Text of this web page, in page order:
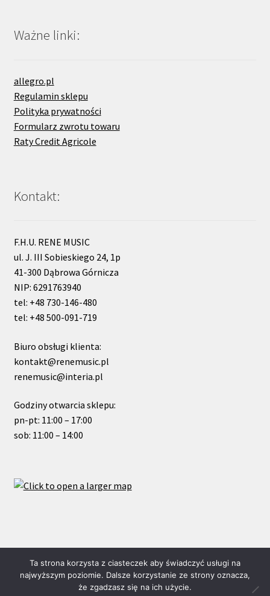
Ważne linki:
allegro.pl
Regulamin sklepu
Polityka prywatności
Formularz zwrotu towaru
Raty Credit Agricole
Kontakt:
F.H.U. RENE MUSIC
ul. J. III Sobieskiego 24, 1p
41-300 Dąbrowa Górnicza
NIP: 6291763940
tel: +48 730-146-480
tel: +48 500-091-719
Biuro obsługi klienta:
kontakt@renemusic.pl
renemusic@interia.pl
Godziny otwarcia sklepu:
pn-pt: 11:00 – 17:00
sob: 11:00 – 14:00
© ReneMusic 2020 Powered by Michal Zalas
Ta strona korzysta z ciasteczek aby świadczyć usługi na
najwyższym poziomie. Dalsze korzystanie ze strony oznacza,
że zgadzasz się na ich użycie.